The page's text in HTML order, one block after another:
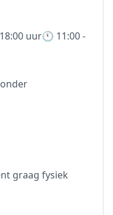
uur🕚 11:00 -
graag fysiek